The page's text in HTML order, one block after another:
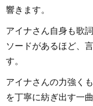
響きます。
アイナさん自身も歌
ソードがあるほど、
す。
アイナさんの力強く
を丁寧に紡ぎ出す一曲